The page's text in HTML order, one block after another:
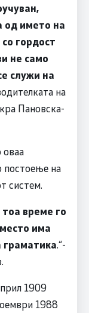
од името на
гордост
не само
служи на
на
Пановска-
оваа
постоење на
систем.
време го
има
граматика.“-
1909
1988